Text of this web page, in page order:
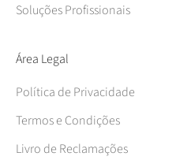
Soluções Profissionais
Área Legal
Política de Privacidade
Termos e Condições
Livro de Reclamações